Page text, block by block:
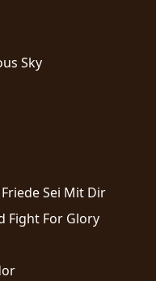
Sky
Sei Mit Dir
Fight For Glory